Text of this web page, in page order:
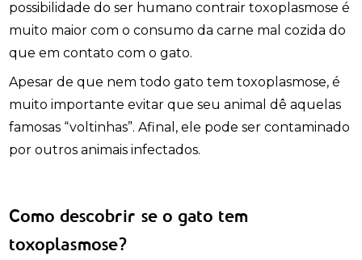
possibilidade do ser humano contrair toxoplasmose é
muito maior com o consumo da carne mal cozida do
que em contato com o gato.
Apesar de que nem todo gato tem toxoplasmose, é
muito importante evitar que seu animal dê aquelas
famosas “voltinhas”. Afinal, ele pode ser contaminado
por outros animais infectados.
Como descobrir se o gato tem
toxoplasmose?